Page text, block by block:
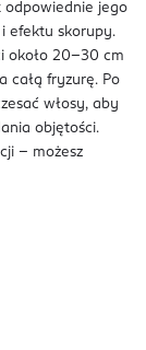
odpowiednie jego
efektu skorupy.
około 20-30 cm
całą fryzurę. Po
włosy, aby
objętości.
– możesz